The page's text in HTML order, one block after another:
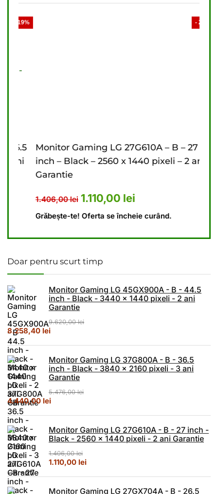
lei.
este: 4.440,00 lei.
Monitor Gaming LG 27G610A – B – 27
inch – Black – 2560 x 1440 pixeli – 2 ani
Garantie
1.406,00lei Prețul inițial a fost: 1.406,00
1.110,00leiPrețul curent este:
Grăbește-te! Oferta se încheie curând.
Doar pentru scurt timp
Monitor Gaming LG 45GX900A - B - 44.5
inch - Black - 3440 x 1440 pixeli - 2 ani
Garantie
9.620,00lei
Prețul inițial a fost: 9.620,00 lei.
8.258,40 leiPrețul curent este: 8.258,40 lei.
Monitor Gaming LG 37G800A - B - 36.5
inch - Black - 3840 x 2160 pixeli - 3 ani
Garantie
5.476,00lei
Prețul inițial a fost: 5.476,00 lei.
4.440,00 leiPrețul curent este: 4.440,00 lei.
Monitor Gaming LG 27G610A - B - 27 inch -
Black - 2560 x 1440 pixeli - 2 ani Garantie
1.406,00lei
Prețul inițial a fost: 1.406,00 lei.
1.110,00 leiPrețul curent este: 1.110,00 lei.
Monitor Gaming LG 27GX704A - B - 26.5